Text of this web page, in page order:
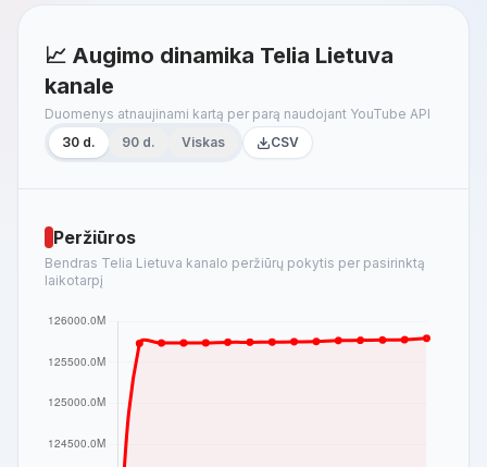
📈 Augimo dinamika Telia Lietuva
kanale
Duomenys atnaujinami kartą per parą naudojant YouTube API
30 d.
90 d. Viskas CSV
Peržiūros
Bendras Telia Lietuva kanalo peržiūrų pokytis per pasirinktą
laikotarpį